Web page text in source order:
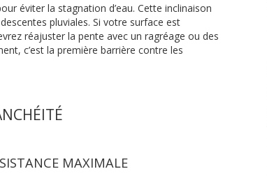
éviter la stagnation d’eau. Cette inclinaison
pluviales. Si votre surface est
réajuster la pente avec un ragréage ou des
c’est la première barrière contre les
MAXIMALE